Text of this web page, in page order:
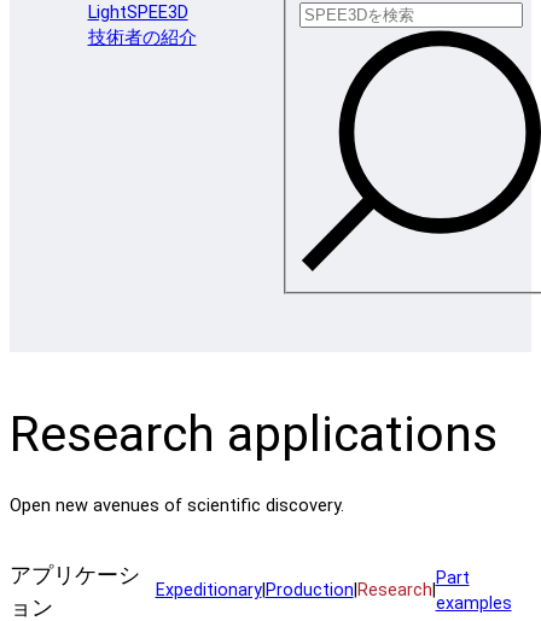
LightSPEE3D
技術者の紹介
Research applications
Open new avenues of scientific discovery.
アプリケーシ
ョン
Expeditionary| Production Research|
Part
examples